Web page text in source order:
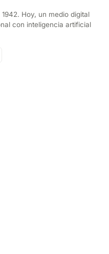
Hoy, un medio digital
con inteligencia artificial